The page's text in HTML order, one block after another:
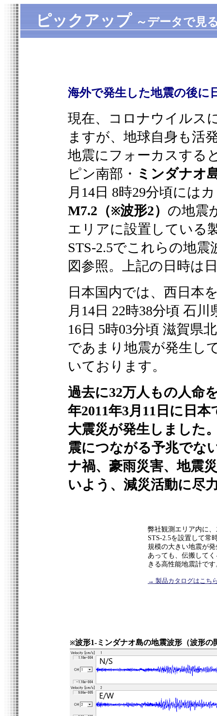
ピックアップ ～データで見
海外で発生した地震の後に
現在、
コロナウイルス
ますが、 地球自身も活
地震にフォーカスする
ピン南部・ ミンダナオ
月 14日 8時29分頃には
M7.2（※波形2） の地震
エリアに設置している
STS-2.5でこれらの地震
図参照。上記の日時は
日本国内では、西日本
月 14日 22時38分頃 石川
16日 5時03分頃 滋賀県
であまり地震が発生し
いております。
過去に32万人もの人命
年2011年3月 11 日に日
大震災が発生しました
震につながる予兆でな
ナ禍、豪雨災害、地震
いよう、減災活動に尽
弊社観測エリア内に
STS-2.5を設置して常
規模の大きい地震が
あっても、伝搬して
きる高性能地震計です
→ 製品カタログはこち
※波形1-ミンダナオ島の地震波形（波形の